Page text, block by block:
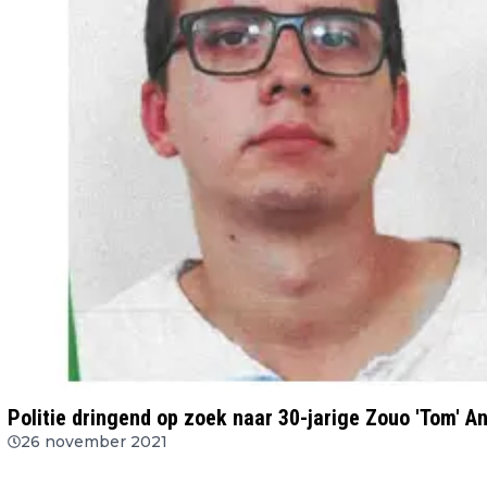
Politie dringend op zoek naar 30-jarige Zouo 'Tom'
26 november 2021